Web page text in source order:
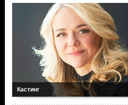
Кастинг